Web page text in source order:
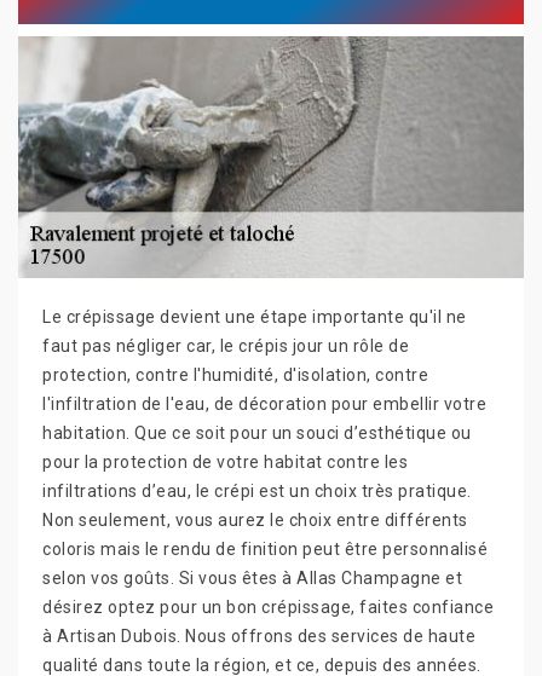
Le crépissage devient une étape importante qu'il ne
faut pas négliger car, le crépis jour un rôle de
protection, contre l'humidité, d'isolation, contre
l'infiltration de l'eau, de décoration pour embellir votre
habitation. Que ce soit pour un souci d’esthétique ou
pour la protection de votre habitat contre les
infiltrations d’eau, le crépi est un choix très pratique.
Non seulement, vous aurez le choix entre différents
coloris mais le rendu de finition peut être personnalisé
selon vos goûts. Si vous êtes à Allas Champagne et
désirez optez pour un bon crépissage, faites confiance
à Artisan Dubois. Nous offrons des services de haute
qualité dans toute la région, et ce, depuis des années.